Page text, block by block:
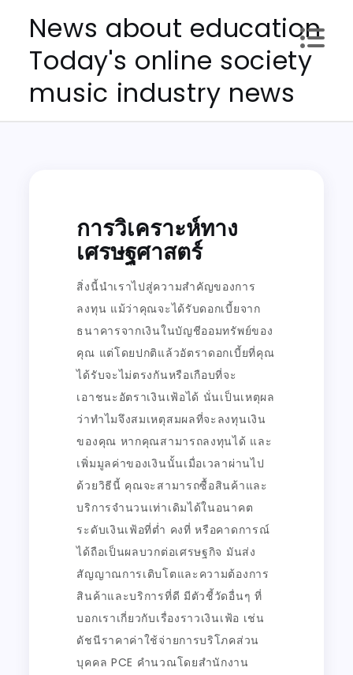
content
News about education
Today's online society
music industry news
การวิเคราะห์ทาง
เศรษฐศาสตร์
สิ่งนี้นำเราไปสู่ความสำคัญของการ
ลงทุน แม้ว่าคุณจะได้รับดอกเบี้ยจาก
ธนาคารจากเงินในบัญชีออมทรัพย์ของ
คุณ แต่โดยปกติแล้วอัตราดอกเบี้ยที่คุณ
ได้รับจะไม่ตรงกันหรือเกือบที่จะ
เอาชนะอัตราเงินเฟ้อได้ นั่นเป็นเหตุผล
ว่าทำไมจึงสมเหตุสมผลที่จะลงทุนเงิน
ของคุณ หากคุณสามารถลงทุนได้ และ
เพิ่มมูลค่าของเงินนั้นเมื่อเวลาผ่านไป
ด้วยวิธีนี้ คุณจะสามารถซื้อสินค้าและ
บริการจำนวนเท่าเดิมได้ในอนาคต
ระดับเงินเฟ้อที่ต่ำ คงที่ หรือคาดการณ์
ได้ถือเป็นผลบวกต่อเศรษฐกิจ มันส่ง
สัญญาณการเติบโตและความต้องการ
สินค้าและบริการที่ดี มีตัวชี้วัดอื่นๆ ที่
บอกเราเกี่ยวกับเรื่องราวเงินเฟ้อ เช่น
ดัชนีราคาค่าใช้จ่ายการบริโภคส่วน
บุคคล PCE คำนวณโดยสำนักงาน